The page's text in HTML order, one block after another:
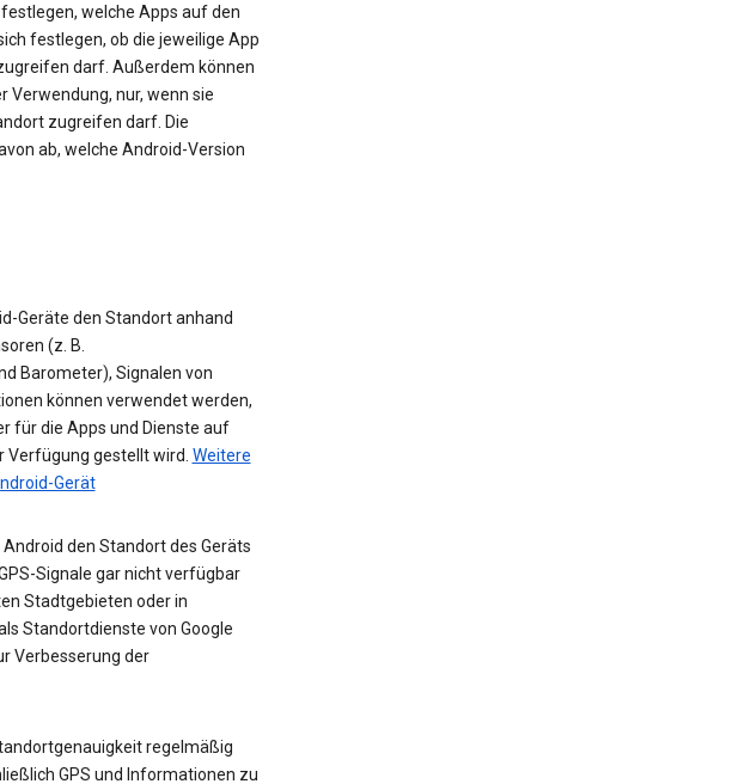
welche Apps auf den
festlegen, ob die jeweilige App
darf. Außerdem können
Verwendung, nur, wenn sie
zugreifen darf. Die
ab, welche Android-Version
Geräte den Standort anhand
(z. B.
Barometer), Signalen von
können verwendet werden,
für die Apps und Dienste auf
gestellt wird. Weitere
Gerät
den Standort des Geräts
Signale gar nicht verfügbar
Stadtgebieten oder in
Standortdienste von Google
Verbesserung der
regelmäßig
GPS und Informationen zu